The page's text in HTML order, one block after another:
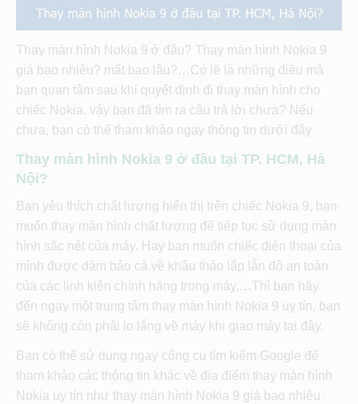
Thay màn hình Nokia 9 ở đâu? Thay màn hình Nokia 9
giá bao nhiêu? mất bao lâu?…Có lẽ là những điều mà
bạn quan tâm sau khi quyết định đi thay màn hình cho
chiếc Nokia, vậy bạn đã tìm ra câu trả lời chưa? Nếu
chưa, bạn có thể tham khảo ngay thông tin dưới đây
Thay màn hình Nokia 9 ở đâu tại TP. HCM, Hà
Nội?
Bạn yêu thích chất lượng hiển thị trên chiếc Nokia 9, bạn
muốn thay màn hình chất lượng để tiếp tục sử dụng màn
hình sắc nét của máy. Hay bạn muốn chiếc điện thoại của
mình được đảm bảo cả về khâu tháo lắp lẫn độ an toàn
của các linh kiện chính hãng trong máy,…Thì bạn hãy
đến ngay một trung tâm thay màn hình Nokia 9 uy tín, bạn
sẽ không còn phải lo lắng về máy khi giao máy tại đây.
Bạn có thể sử dụng ngay công cụ tìm kiếm Google để
tham khảo các thông tin khác về địa điểm thay màn hình
Nokia uy tín như thay màn hình Nokia 9 giá bao nhiêu